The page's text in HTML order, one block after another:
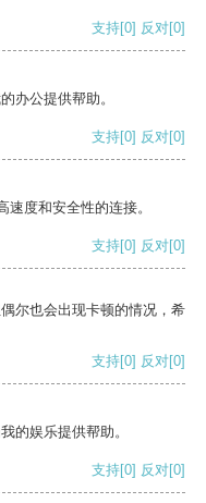
支持[0] 反对[0]
办公提供帮助。
支持[0] 反对[0]
度和安全性的连接。
支持[0] 反对[0]
尔也会出现卡顿的情况，希
支持[0] 反对[0]
的娱乐提供帮助。
支持[0] 反对[0]